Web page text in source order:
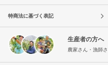
特商法に基づく表記
生産者の方へ
農家さん・漁師